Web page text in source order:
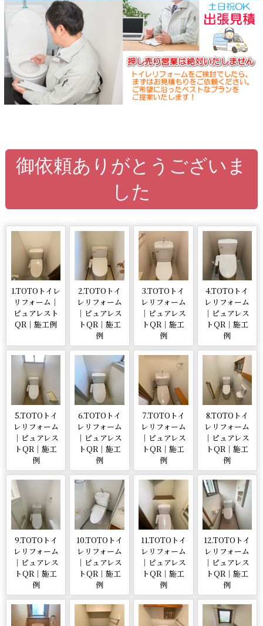
御依頼ありがとうございま
した
1.TOTOトイレ
リフォーム｜
ピュアレスト
QR｜施工例
2.TOTOトイ
レリフォーム
｜ピュアレス
トQR｜施工
例
3.TOTOトイ
レリフォーム
｜ピュアレス
トQR｜施工
例
4.TOTOトイ
レリフォーム
｜ピュアレス
トQR｜施工
例
5.TOTOトイ
レリフォーム
｜ピュアレス
トQR｜施工
例
6.TOTOトイ
レリフォーム
｜ピュアレス
トQR｜施工
例
7.TOTOトイ
レリフォーム
｜ピュアレス
トQR｜施工
例
8.TOTOトイ
レリフォーム
｜ピュアレス
トQR｜施工
例
9.TOTOトイ
レリフォーム
｜ピュアレス
トQR｜施工
例
10.TOTOトイ
レリフォーム
｜ピュアレス
トQR｜施工
例
11.TOTOトイ
レリフォーム
｜ピュアレス
トQR｜施工
例
12.TOTOトイ
レリフォーム
｜ピュアレス
トQR｜施工
例